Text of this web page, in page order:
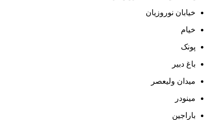
خیابان نوروزیان
خیام
پونک
باغ دبیر
میدان ولیعصر
مینودر
باراجین